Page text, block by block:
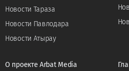
Новости Тараза
Новости Павлодара
Новости Атырау
О проекте Arbat Media